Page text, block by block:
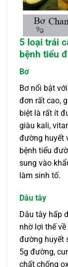
5 loại trái
bệnh tiểu
Bơ
Bơ nổi bật
đơn rất cao,
biệt là rất ít
giàu kali,
đường huyết
bệnh tiểu
sung vào
làm sinh tố.
Dâu tây
Dâu tây hấp
nhờ lợi thế
đường huyết
5g đường,
chất chống